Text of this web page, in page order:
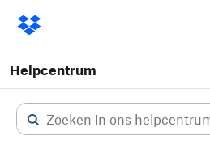
Helpcentrum